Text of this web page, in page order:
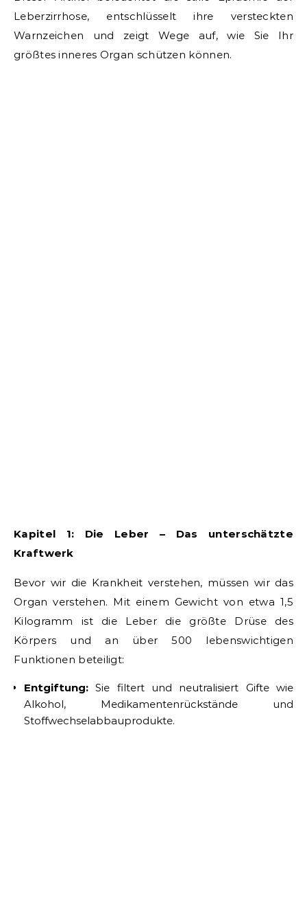
Leberzirrhose, entschlüsselt ihre versteckten
Warnzeichen und zeigt Wege auf, wie Sie Ihr
größtes inneres Organ schützen können.
Kapitel 1: Die Leber – Das unterschätzte
Kraftwerk
Bevor wir die Krankheit verstehen, müssen wir das
Organ verstehen. Mit einem Gewicht von etwa 1,5
Kilogramm ist die Leber die größte Drüse des
Körpers und an über 500 lebenswichtigen
Funktionen beteiligt:
Entgiftung: Sie filtert und neutralisiert Gifte wie
Alkohol, Medikamentenrückstände und
Stoffwechselabbauprodukte.